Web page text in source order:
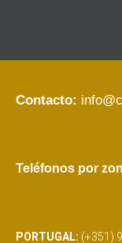
Contacto:
Teléfonos por
PORTUGAL: (+351)